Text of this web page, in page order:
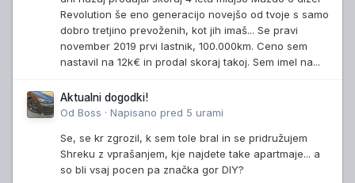
Revolution še eno generacijo novejšo od tvoje s samo
dobro tretjino prevoženih, kot jih imaš... Se pravi
november 2019 prvi lastnik, 100.000km. Ceno sem
nastavil na 12k€ in prodal skoraj takoj. Sem imel na...
Aktualni dogodki!
Od Boss · Napisano pred 5 urami
Se, se kr zgrozil, k sem tole bral in se pridružujem
Shreku z vprašanjem, kje najdete take apartmaje... a
so bli vsaj pocen pa značka gor DIY?